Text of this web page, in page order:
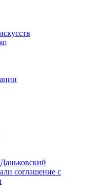
соглашение с